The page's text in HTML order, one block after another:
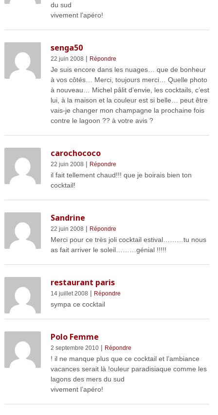
du sud
vivement l’apéro!
senga50
22 juin 2008 | Répondre
Je suis encore dans les nuages… que de bonheur
à vos côtés… Merci, toujours merci… Quelle photo
à nouveau… Michel pâlit d’envie, les cocktails, c’est
lui, à la maison et la couleur est si belle… peut être
vais-je changer mon champagne la prochaine fois
contre le lagoon ?? à votre avis ?
carochococo
22 juin 2008 | Répondre
il fait tellement chaud!!! que je boirais bien ton
cocktail!
Sandrine
22 juin 2008 | Répondre
Merci pour ce très joli cocktail estival………tu nous
as fait arriver le soleil………génial !!!!!
restaurant paris
14 juillet 2008 | Répondre
sympa ce cocktail
Polo Femme
2 septembre 2010| Répondre
! il ne manque plus que ce cocktail et l’ambiance
vacances serait là !ouleur paradisiaque comme les
lagons des mers du sud
vivement l’apéro!